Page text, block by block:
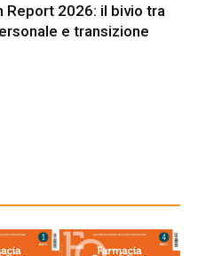
Report 2026: il bivio tra
e transizione